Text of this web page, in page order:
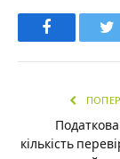
Facebook
кількість